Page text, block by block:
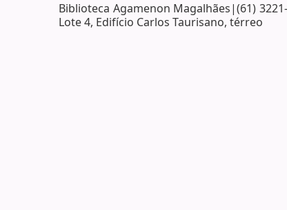
Biblioteca Agamenon Magalhães|(61)
Lote 4, Edifício Carlos Taurisano, térreo